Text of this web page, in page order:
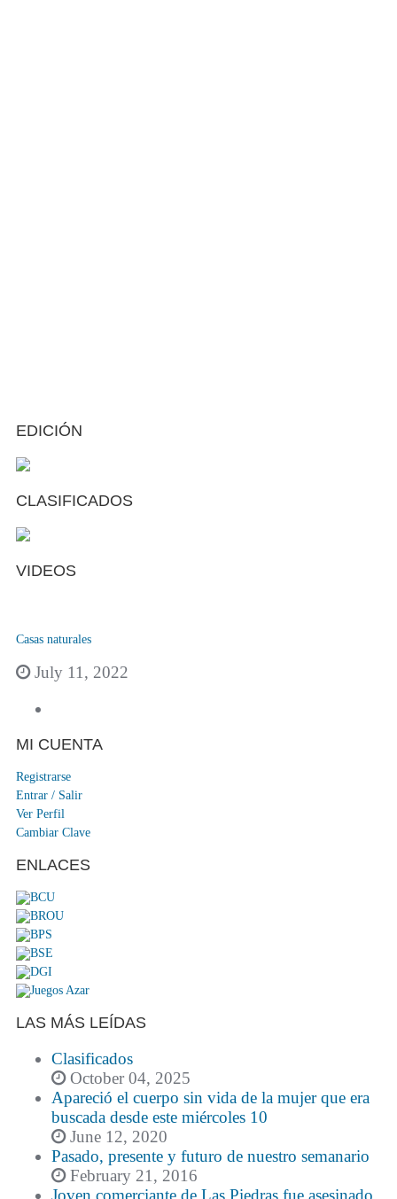
EDICIÓN
CLASIFICADOS
VIDEOS
Casas naturales
July 11, 2022
MI CUENTA
Registrarse
Entrar / Salir
Ver Perfil
Cambiar Clave
ENLACES
LAS MÁS LEÍDAS
Clasificados
October 04, 2025
Apareció el cuerpo sin vida de la mujer que era
buscada desde este miércoles 10
June 12, 2020
Pasado, presente y futuro de nuestro semanario
February 21, 2016